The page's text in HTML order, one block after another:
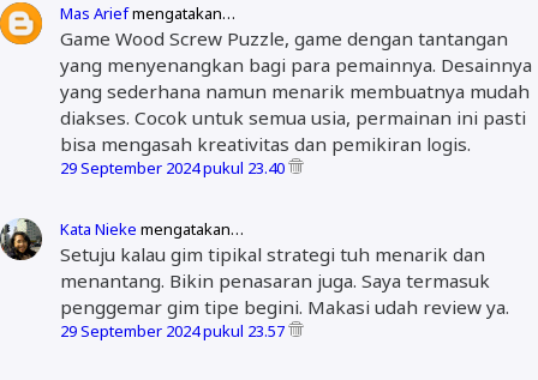
Mas Ariefmengatakan…
Game Wood Screw Puzzle, game dengan tantangan
yang menyenangkan bagi para pemainnya. Desainnya
yang sederhana namun menarik membuatnya mudah
diakses. Cocok untuk semua usia, permainan ini pasti
bisa mengasah kreativitas dan pemikiran logis.
29 September 2024 pukul 23.40
Kata Nieke mengatakan…
Setuju kalau gim tipikal strategi tuh menarik dan
menantang. Bikin penasaran juga. Saya termasuk
penggemar gim tipe begini. Makasi udah review ya.
29 September 2024 pukul 23.57